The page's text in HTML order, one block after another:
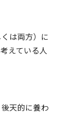
は両方）に
えている人
天的に養わ